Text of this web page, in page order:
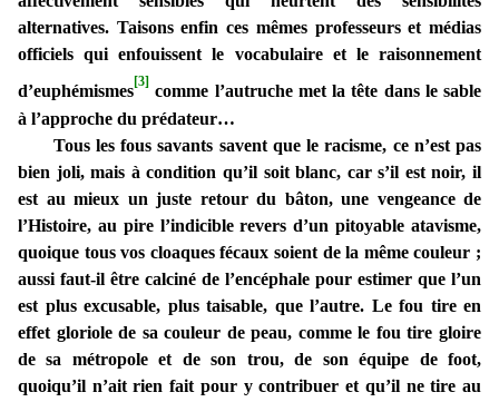
alternatives. Taisons enfin ces mêmes professeurs et médias
officiels qui enfouissent le vocabulaire et le raisonnement
d’euphémismes[3] comme l’autruche met la tête dans le sable
à l’approche du prédateur…
Tous les fous savants savent que le racisme, ce n’est pas
bien joli, mais à condition qu’il soit blanc, car s’il est noir, il
est au mieux un juste retour du bâton, une vengeance de
l’Histoire, au pire l’indicible revers d’un pitoyable atavisme,
quoique tous vos cloaques fécaux soient de la même couleur ;
aussi faut-il être calciné de l’encéphale pour estimer que l’un
est plus excusable, plus taisable, que l’autre. Le fou tire en
effet gloriole de sa couleur de peau, comme le fou tire gloire
de sa métropole et de son trou, de son équipe de foot,
quoiqu’il n’ait rien fait pour y contribuer et qu’il ne tire au